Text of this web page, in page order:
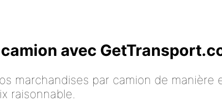
avec
marchandises par camion de manière
raisonnable.